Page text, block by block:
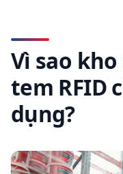
Vì sao
tem RFID
dụng?